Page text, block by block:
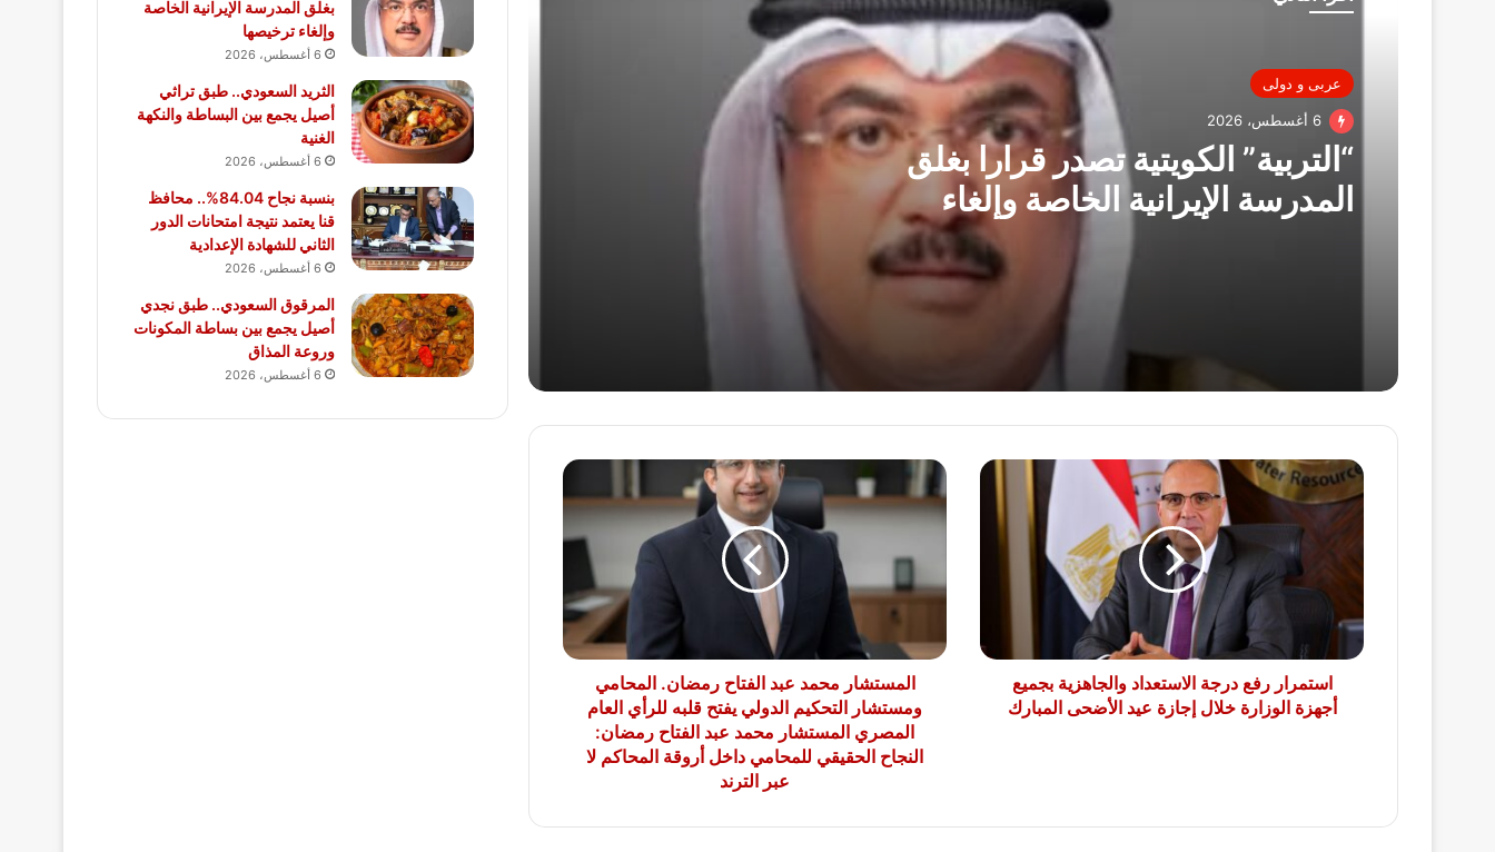
عربى و دولى
6 أغسطس، 2026
“التربية” الكويتية تصدر قرارا بغلق
المدرسة الإيرانية الخاصة وإلغاء
مدينة نصر ومدير عيادة التأمين الصحي
بالفرع ويوجه بصرف مكافآت مالية تليق
بدورهن البطولي
لبنان: إصابة 8 أشحاص فى غارة إسرائيلية
على بلدة برج الشمالي
برعاية رئيس جامعة الأزهر.. كلية طب
الأسنان (بنات) تنظم أول يوم علمي لجراحة
رئيس الوزراء يوافق على إنشاء منطقة
لغز اختفاء مجتبى خامنئي يحير الولايات
المتحدة.. خبير: إما مات أو أصبح عاجزا
جنة همام.. طفولة ينهكها المرض وأم تنتظر
بصيص أمل للعلاج خارج غزة
استمرار
رفع
الاستعداد
بجميع
أجهزة
الوزارة
خلال
استمرار رفع درجة الاستعداد والجاهزية بجميع
أجهزة الوزارة خلال إجازة عيد الأضحى المبارك
المستشار
محمد
عبد
رمضان.
المحامي
ومستشار
الدولي
العام
المستشار محمد عبد الفتاح رمضان. المحامي
ومستشار التحكيم الدولي يفتح قلبه للرأي العام
المصري المستشار محمد عبد الفتاح رمضان:
النجاح الحقيقي للمحامي داخل أروقة المحاكم لا
عبر الترند
بغلق المدرسة الإيرانية الخاصة
وإلغاء ترخيصها
6 أغسطس، 2026
الثريد السعودي.. طبق تراثي
أصيل يجمع بين البساطة والنكهة
الغنية
6 أغسطس، 2026
بنسبة نجاح 84.04%.. محافظ
قنا يعتمد نتيجة امتحانات الدور
الثاني للشهادة الإعدادية
6 أغسطس، 2026
المرقوق السعودي.. طبق نجدي
أصيل يجمع بين بساطة المكونات
وروعة المذاق
6 أغسطس، 2026